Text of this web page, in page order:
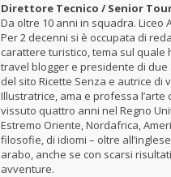
Direttore Tecnico / Senior
Da oltre 10 anni in squadra. Liceo
Per 2 decenni si è occupata di
carattere turistico, tema sul quale
travel blogger e presidente di
del sito Ricette Senza e autrice di
Illustratrice, ama e professa l’arte
vissuto quattro anni nel Regno
Estremo Oriente, Nordafrica,
filosofie, di idiomi – oltre
arabo, anche se con scarsi
avventure.